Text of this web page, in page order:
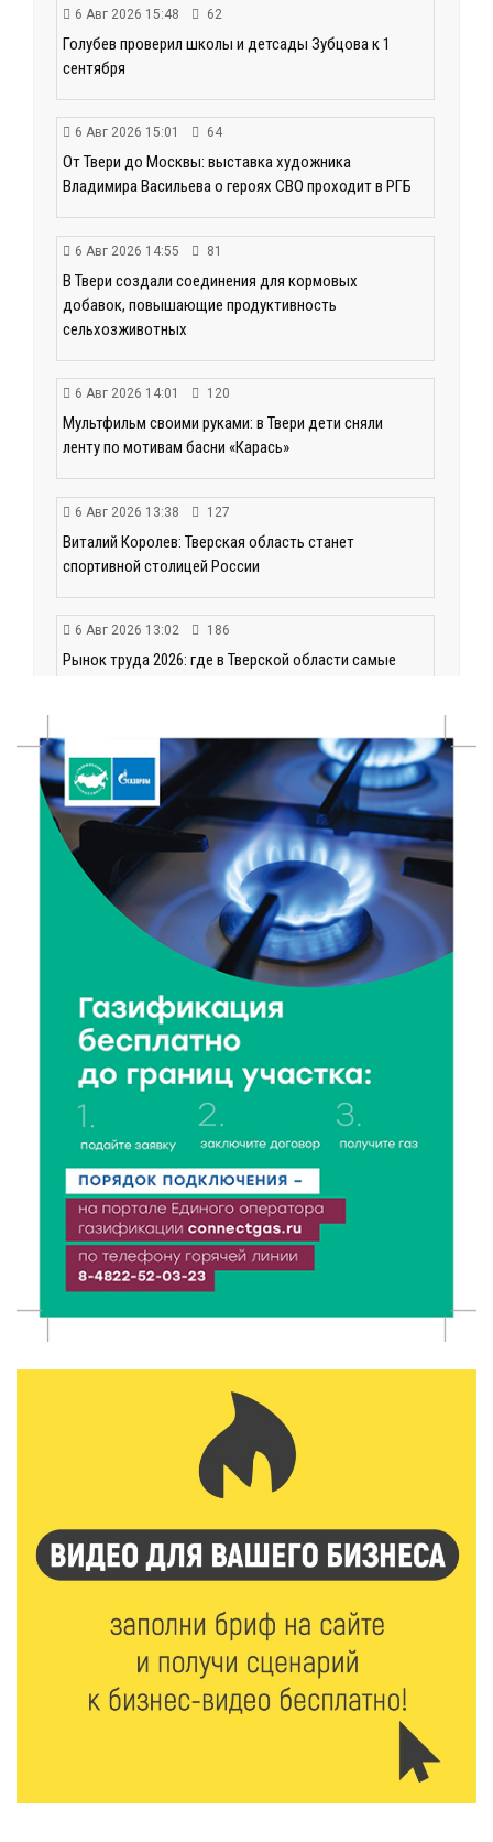
6 Авг 2026 15:48 62
Голубев проверил школы и детсады Зубцова к 1
сентября
6 Авг 2026 15:01 64
От Твери до Москвы: выставка художника
Владимира Васильева о героях СВО проходит в РГБ
6 Авг 2026 14:55 81
В Твери создали соединения для кормовых
добавок, повышающие продуктивность
сельхозживотных
6 Авг 2026 14:01 120
Мультфильм своими руками: в Твери дети сняли
ленту по мотивам басни «Карась»
6 Авг 2026 13:38 127
Виталий Королев: Тверская область станет
спортивной столицей России
6 Авг 2026 13:02 186
Рынок труда 2026: где в Тверской области самые
6 Авг 2026 12:43 207
Водителям автобусов в Тверской области
компенсируют ипотеку
6 Авг 2026 12:01 128
Развитие надпрофессиональных компетенций:
студенческий актив ТвГМУ посетил культурную
столицу России
6 Авг 2026 11:31 180
Уйти красиво: как жители Твери расстаются с
работодателями
6 Авг 2026 11:25 191
В Твери обновили отделение гнойной хирургии
6 Авг 2026 11:01 167
Как правильно сжигать мусор на участке: советы
спасателей жителям Тверской области
Спорт, энергия и мастер-классы: в Твери прошла
акция «Зарядка со стражем порядка»
От хип-хопа до латины: как провести вечер 6
6 Авг 2026 08:40 174
Переменная облачность и кратковременный
дождь: что ждёт жителей Тверской области
243